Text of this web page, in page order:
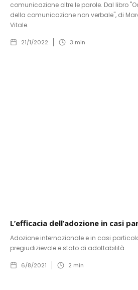
comunicazione oltre le parole. Dal libro
della comunicazione non verbale", di
Vitale.
21/1/2022 3 min
L’efficacia dell’adozione in casi
Adozione internazionale e in casi
pregiudizievole e stato di adottabilità.
6/8/2021 2 min